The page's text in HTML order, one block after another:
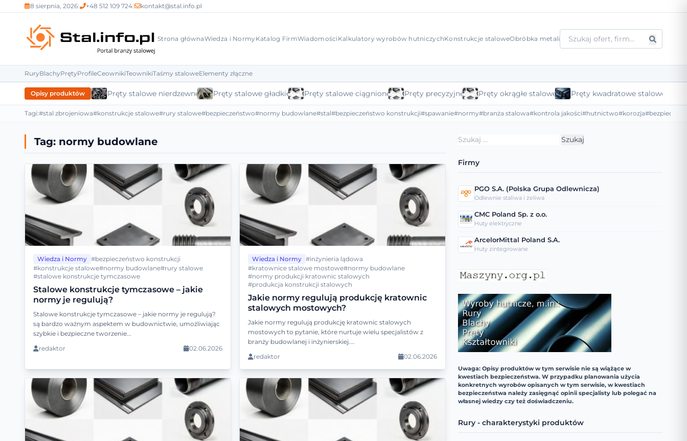
8 sierpnia, 2026| +48 512 109 724| kontakt@stal.info.pl
Strona głównaWiedza i Normy Katalog FirmWiadomości Kalkulatory wyrobów hutniczychKonstrukcje staloweObróbka metali
RuryBlachyPrętyProfileCeownikiTeownikiTaśmy staloweElementy złączne
Opisy produktów Pręty stalowe nierdzewne Pręty stalowe gładkie Pręty stalowe ciągnione Pręty precyzyjne Pręty okrągłe stalowe Pręty kwadratowe stalowe
Tagi:#stal zbrojeniowa#konstrukcje stalowe#rury stalowe#bezpieczeństwo#normy budowlane#stal#bezpieczeństwo konstrukcji#spawanie#normy#branża stalowa#kontrola jakości#hutnictwo#korozja
Tag: normy budowlane
Wiedza i Normy #bezpieczeństwo konstrukcji
#konstrukcje stalowe#normy budowlane#rury stalowe
#stalowe konstrukcje tymczasowe
Stalowe konstrukcje tymczasowe – jakie
normy je regulują?
Stalowe konstrukcje tymczasowe – jakie normy je regulują?
są bardzo ważnym aspektem w budownictwie, umożliwiając
szybkie i bezpieczne tworzenie...
redaktor
02.06.2026
Wiedza i Normy #inżynieria lądowa
#kratownice stalowe mostowe#normy budowlane
#normy produkcji kratownic stalowych
#produkcja konstrukcji stalowych
Jakie normy regulują produkcję kratownic
stalowych mostowych?
Jakie normy regulują produkcję kratownic stalowych
mostowych to pytanie, które nurtuje wielu specjalistów z
branży budowlanej i inżynierskiej....
redaktor
02.06.2026
Szukaj:
Firmy
PGO S.A. (Polska Grupa Odlewnicza)
Odlewnie staliwa i żeliwa
CMC Poland Sp. z o.o.
Huty elektryczne
ArcelorMittal Poland S.A.
Huty zintegrowane
Uwaga: Opisy produktów w tym serwisie nie są wiążące w
kwestiach bezpieczeństwa. W przypadku planowania użycia
konkretnych wyrobów opisanych w tym serwisie, w kwestiach
bezpieczeństwa należy zasięgnąć opinii specjalisty lub polegać na
własnej wiedzy czy też doświadczeniu.
Rury - charakterystyki produktów